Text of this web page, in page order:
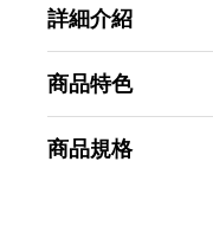
詳細介紹
商品特色
感應觸摸：採鏡面感
商品規格